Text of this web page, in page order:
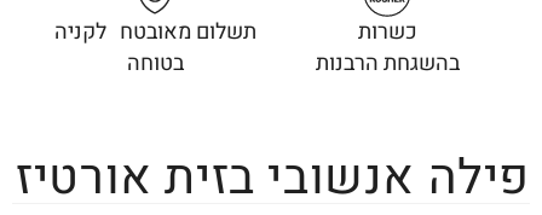
פילה אנשובי בזית אורטיז
כשרות
בהשגחת הרבנות
תשלום מאובטח לקניה
בטוחה